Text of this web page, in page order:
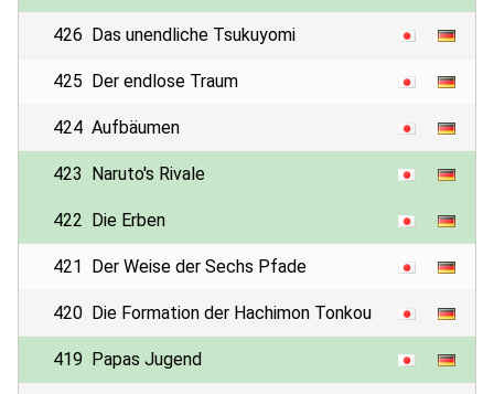
426 Das unendliche Tsukuyomi
425 Der endlose Traum
424 Aufbäumen
423 Naruto's Rivale
422 Die Erben
421 Der Weise der Sechs Pfade
420 Die Formation der Hachimon Tonkou
419 Papas Jugend